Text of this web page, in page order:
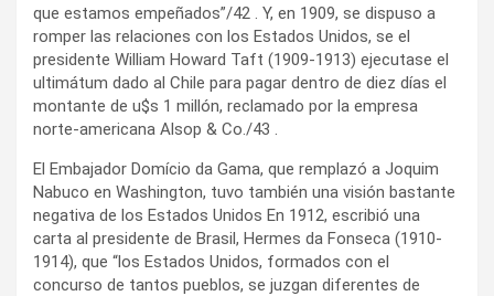
que estamos empeñados”/42 . Y, en 1909, se dispuso a
romper las relaciones con los Estados Unidos, se el
presidente William Howard Taft (1909-1913) ejecutase el
ultimátum dado al Chile para pagar dentro de diez días el
montante de u$s 1 millón, reclamado por la empresa
norte-americana Alsop & Co./43 .
El Embajador Domício da Gama, que remplazó a Joquim
Nabuco en Washington, tuvo también una visión bastante
negativa de los Estados Unidos En 1912, escribió una
carta al presidente de Brasil, Hermes da Fonseca (1910-
1914), que “los Estados Unidos, formados con el
concurso de tantos pueblos, se juzgan diferentes de